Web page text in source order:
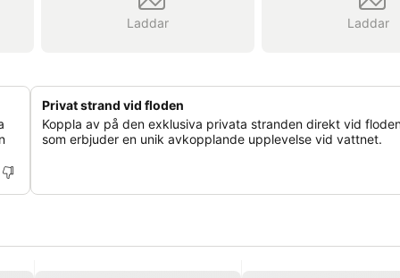
Laddar Laddar
Privat strand vid floden
Koppla av på den exklusiva privata stranden direkt vid
som erbjuder en unik avkopplande upplevelse vid vattnet.